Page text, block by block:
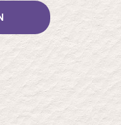
Dieses
Produkt
weist
Varianten
auf.